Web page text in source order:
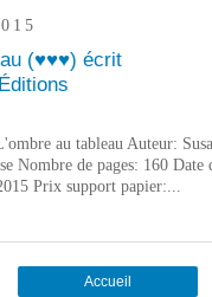
(♥♥♥) écrit
au tableau Auteur:
Nombre de pages: 160 Date
Prix support papier:...
Accueil